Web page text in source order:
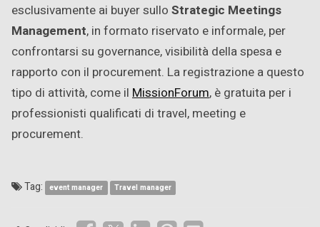
esclusivamente ai buyer sullo Strategic Meetings
Management, in formato riservato e informale, per
confrontarsi su governance, visibilità della spesa e
rapporto con il procurement. La registrazione a questo
tipo di attività, come il MissionForum, è gratuita per i
professionisti qualificati di travel, meeting e
procurement.
Tag: event manager Travel manager